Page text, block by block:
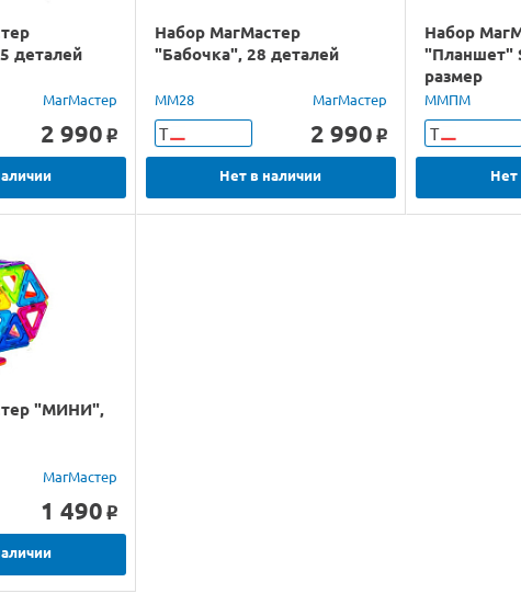
деталей
МагМастер
2 990 o
Набор МагМастер
"Бабочка", 28 деталей
ММ28 МагМастер
Т 2 990 o
Нет в наличии
Набор
"Планшет"
размер
ММПМ
Т
Нет
"МИНИ",
МагМастер
1 490 o